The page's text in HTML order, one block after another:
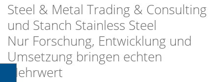
Steel & Metal Trading & Consulting
und Stanch Stainless Steel
Nur Forschung, Entwicklung und
Umsetzung bringen echten
Mehrwert